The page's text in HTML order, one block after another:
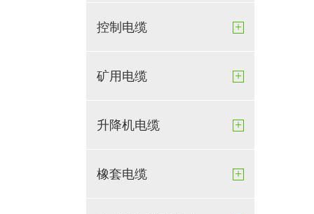
控制电缆 +
矿用电缆 +
升降机电缆 +
橡套电缆 +